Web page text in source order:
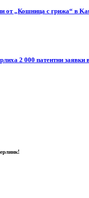
от „Кошница с грижа“ в
2 000 патентни заявки